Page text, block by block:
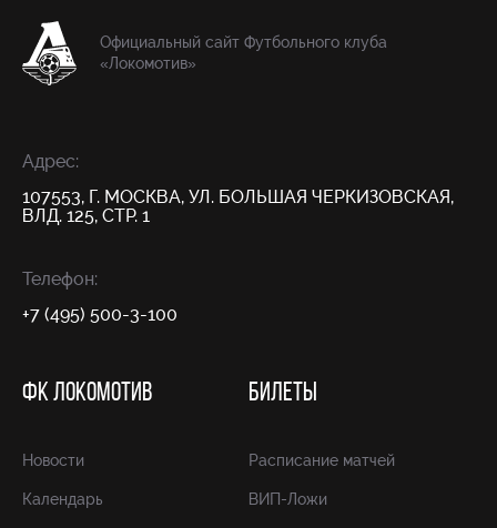
Официальный сайт Футбольного клуба
«Локомотив»
Адрес:
107553, Г. МОСКВА, УЛ. БОЛЬШАЯ ЧЕРКИЗОВСКАЯ,
ВЛД. 125, СТР. 1
Телефон:
+7 (495) 500-3-100
ФК ЛОКОМОТИВ
Новости
Календарь
БИЛЕТЫ
Расписание матчей
ВИП-Ложи